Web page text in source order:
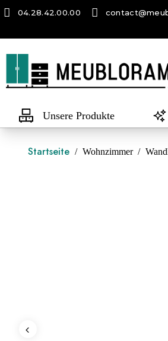
04.28.42.00.00
Unsere Produkte
Startseite Wohnzimmer